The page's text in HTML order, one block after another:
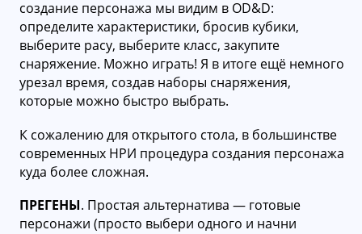
создание персонажа мы видим в OD&D:
определите характеристики, бросив кубики,
выберите расу, выберите класс, закупите
снаряжение. Можно играть! Я в итоге ещё немного
урезал время, создав наборы снаряжения,
которые можно быстро выбрать.
К сожалению для открытого стола, в большинстве
современных НРИ процедура создания персонажа
куда более сложная.
ПРЕГЕНЫ. Простая альтернатива — готовые
персонажи (просто выбери одного и начни